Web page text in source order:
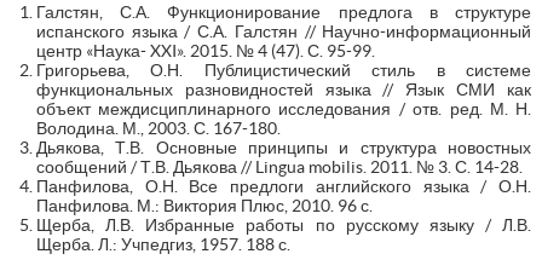
Галстян, С.А. Функционирование предлога в структуре
испанского языка / С.А. Галстян // Научно-информационный
центр «Наука- XXI». 2015. № 4 (47). С. 95-99.
Григорьева, О.Н. Публицистический стиль в системе
функциональных разновидностей языка // Язык СМИ как
объект междисциплинарного исследования / отв. ред. М. Н.
Володина. М., 2003. С. 167-180.
Дьякова, Т.В. Основные принципы и структура новостных
сообщений / Т.В. Дьякова // Lingua mobilis. 2011. № 3. С. 14-28.
Панфилова, О.Н. Все предлоги английского языка / О.Н.
Панфилова. М.: Виктория Плюс, 2010. 96 с.
Щерба, Л.В. Избранные работы по русскому языку / Л.В.
Щерба. Л.: Учпедгиз, 1957. 188 с.